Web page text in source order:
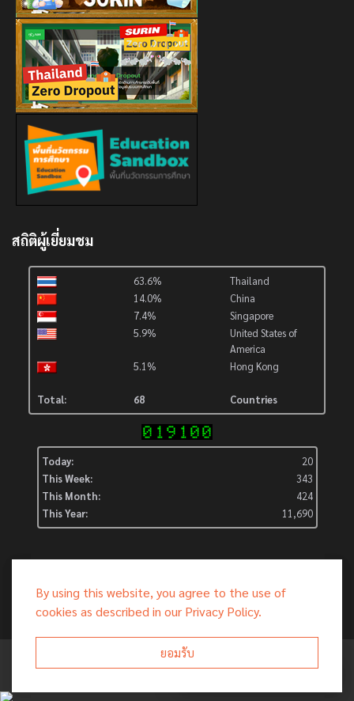
By using this website, you agree to the use of
cookies as described in our Privacy Policy.
ยอมรับ
สถิติผู้เยี่ยมชม
63.6%
Thailand
14.0%
China
7.4%
Singapore
5.9%
United States of
America
5.1%
Hong Kong
Total: 68 Countries
Today:
20
This Week:
343
This Month:
424
This Year:
11,690